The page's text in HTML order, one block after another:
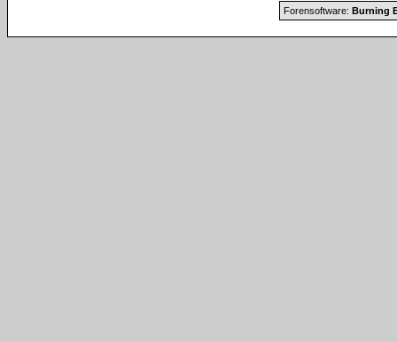
Forensoftware: Burning